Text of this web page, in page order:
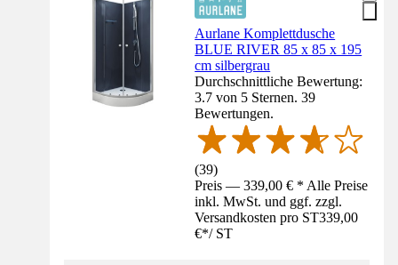
Aurlane Komplettdusche
BLUE RIVER 85 x 85 x 195
cm silbergrau
Durchschnittliche Bewertung:
3.7 von 5 Sternen. 39
Bewertungen.
(39)
Preis — 339,00 € * Alle Preise
inkl. MwSt. und ggf. zzgl.
Versandkosten pro ST339,00
€*/ ST